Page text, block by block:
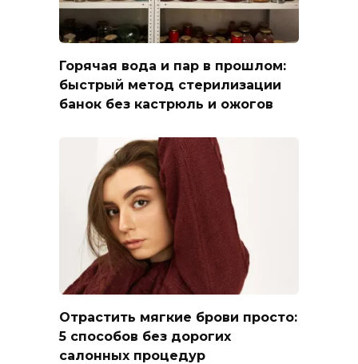
Горячая вода и пар в прошлом:
быстрый метод стерилизации
банок без кастрюль и ожогов
Отрастить мягкие брови просто:
5 способов без дорогих
салонных процедур